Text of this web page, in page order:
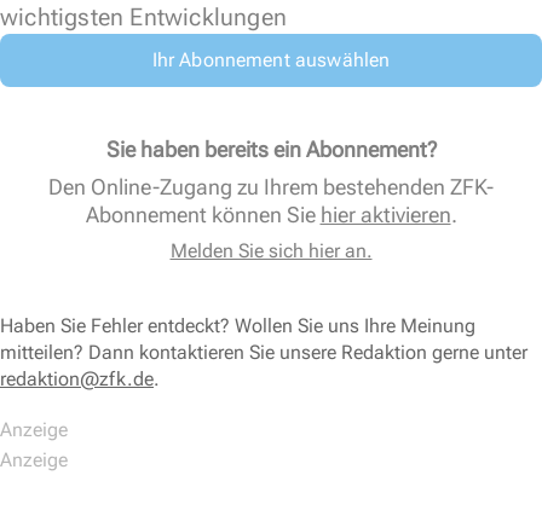
wichtigsten Entwicklungen
Ihr Abonnement auswählen
Sie haben bereits ein Abonnement?
Den Online-Zugang zu Ihrem bestehenden ZFK-
Abonnement können Sie hier aktivieren.
Melden Sie sich hier an.
Haben Sie Fehler entdeckt? Wollen Sie uns Ihre Meinung
mitteilen? Dann kontaktieren Sie unsere Redaktion gerne unter
redaktion@zfk.de.